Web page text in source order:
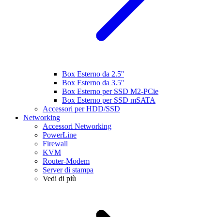
Box Esterno da 2.5''
Box Esterno da 3.5''
Box Esterno per SSD M2-PCie
Box Esterno per SSD mSATA
Accessori per HDD/SSD
Networking
Accessori Networking
PowerLine
Firewall
KVM
Router-Modem
Server di stampa
Vedi di più